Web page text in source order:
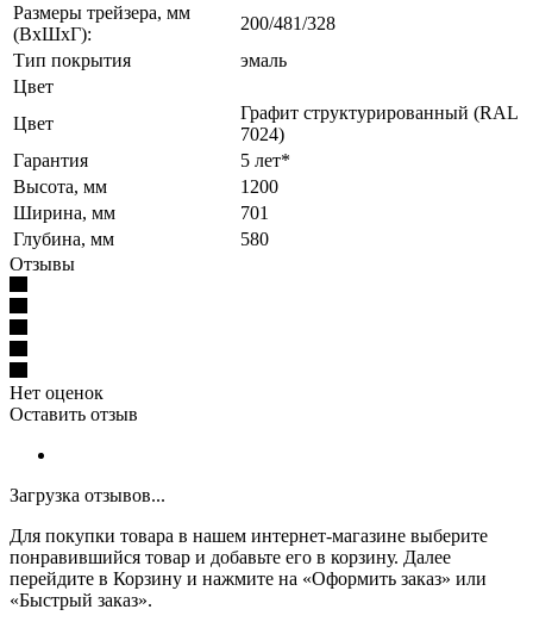
Размеры трейзера, мм
(ВхШхГ):
200/481/328
Тип покрытия
эмаль
Цвет
Цвет
Графит структурированный (RAL
7024)
Гарантия
5 лет*
Высота, мм
1200
Ширина, мм
701
Глубина, мм
580
Отзывы
Нет оценок
Оставить отзыв
Загрузка отзывов...
Для покупки товара в нашем интернет-магазине выберите
понравившийся товар и добавьте его в корзину. Далее
перейдите в Корзину и нажмите на «Оформить заказ» или
«Быстрый заказ».